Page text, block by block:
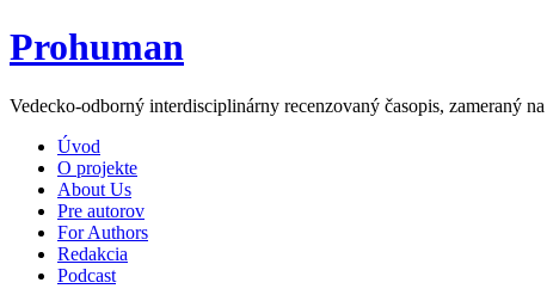
Prohuman
Vedecko-odborný interdisciplinárny recenzovaný časopis, zameraný
Úvod
O projekte
About Us
Pre autorov
For Authors
Redakcia
Podcast